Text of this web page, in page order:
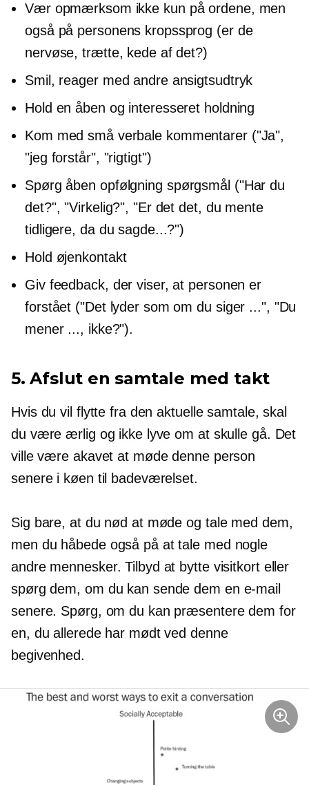
Vær opmærksom ikke kun på ordene, men
også på personens kropssprog (er de
nervøse, trætte, kede af det?)
Smil, reager med andre ansigtsudtryk
Hold en åben og interesseret holdning
Kom med små verbale kommentarer ("Ja",
"jeg forstår", "rigtigt")
Spørg åben opfølgning spørgsmål ("Har du
det?", "Virkelig?", "Er det det, du mente
tidligere, da du sagde...?")
Hold øjenkontakt
Giv feedback, der viser, at personen er
forstået ("Det lyder som om du siger ...", "Du
mener ..., ikke?").
5. Afslut en samtale med takt
Hvis du vil flytte fra den aktuelle samtale, skal
du være ærlig og ikke lyve om at skulle gå. Det
ville være akavet at møde denne person
senere i køen til badeværelset.
Sig bare, at du nød at møde og tale med dem,
men du håbede også på at tale med nogle
andre mennesker. Tilbyd at bytte visitkort eller
spørg dem, om du kan sende dem en e-mail
senere. Spørg, om du kan præsentere dem for
en, du allerede har mødt ved denne
begivenhed.